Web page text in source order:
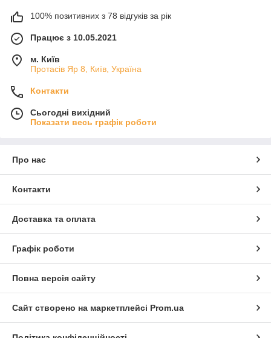
100% позитивних з 78 відгуків за рік
Працює з 10.05.2021
м. Київ
Протасів Яр 8, Київ, Україна
Контакти
Сьогодні вихідний
Показати весь графік роботи
Про нас
Контакти
Доставка та оплата
Графік роботи
Повна версія сайту
Сайт створено на маркетплейсі Prom.ua